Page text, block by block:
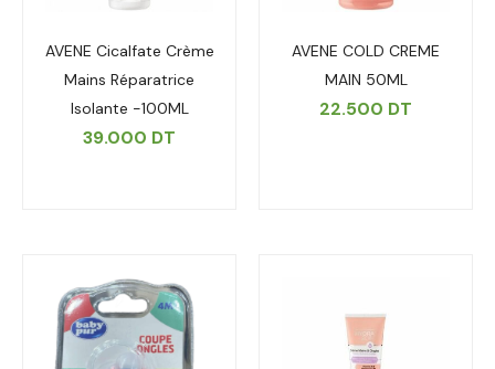
AVENE Cicalfate Crème
Mains Réparatrice
Isolante -100ML
39.000 DT
AVENE COLD CREME
MAIN 50ML
22.500 DT